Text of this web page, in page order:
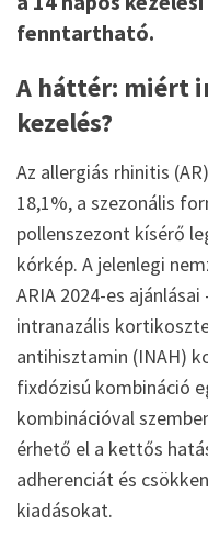
fenntartható.
A háttér: miért
kezelés?
Az allergiás rhinitis
18,1%, a szezonális
pollenszezont kísérő
kórkép. A jelenlegi
ARIA 2024-es
intranazális
antihisztamin (INAH)
fixdózisú kombináció
kombinációval
érhető el a kettős
adherenciát és
kiadásokat.